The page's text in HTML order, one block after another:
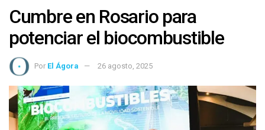
Cumbre en Rosario para
potenciar el biocombustible
Por El Ágora 26 agosto, 2025